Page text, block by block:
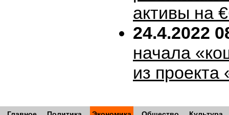
активы на
24.4.2022
начала
из